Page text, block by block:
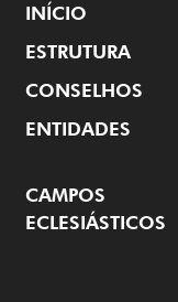
INÍCIO
ESTRUTURA
CONSELHOS
ENTIDADES
CAMPOS
ECLESIÁSTICOS